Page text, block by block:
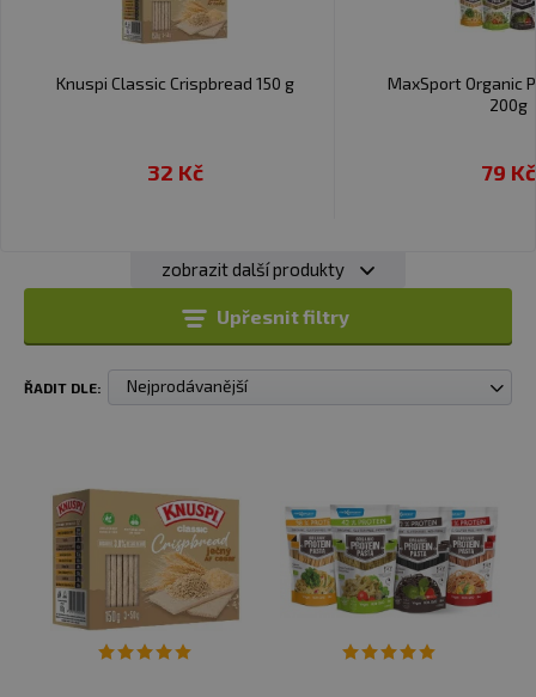
Knuspi Classic Crispbread 150 g
32 Kč
MaxSport Organic
200g
79 Kč
zobrazit další produkty
Upřesnit filtry
ŘADIT DLE: Nejprodávanější